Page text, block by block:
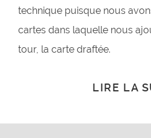
technique puisque nous
cartes dans laquelle nous
tour, la carte draftée.
LIRE LA